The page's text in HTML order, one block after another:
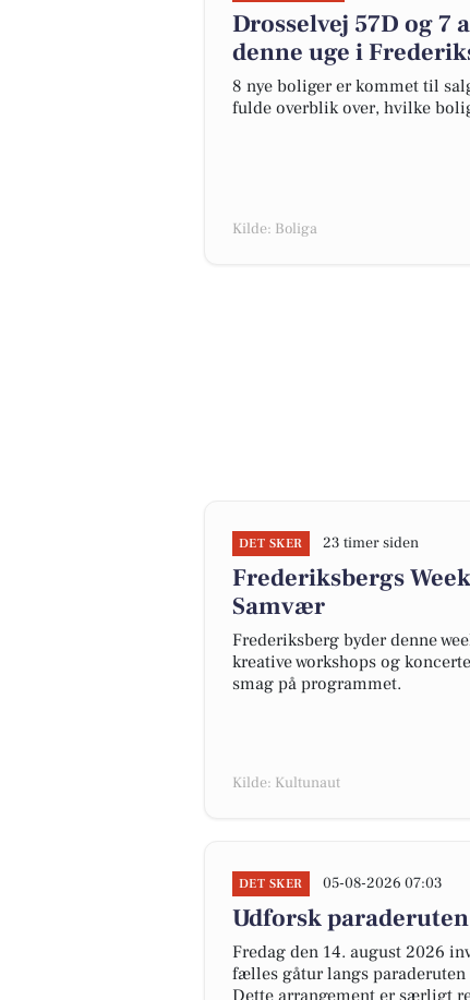
Drosselvej 57D og
denne uge i
8 nye boliger er kommet til
fulde overblik over, hvilke
Kilde: Boliga
DET SKER 23 timer siden
Frederiksbergs
Samvær
Frederiksberg byder denne
kreative workshops og
smag på programmet.
Kilde: Kultunaut
DET SKER 05-08-2026 07:03
Udforsk
Fredag den 14. august 2026
fælles gåtur langs paraderuten
Dette arrangement er særligt